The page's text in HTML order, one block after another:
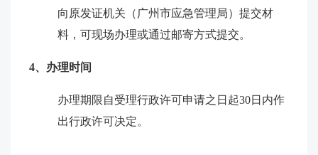
向原发证机关（广州市应急管理局）提交材
料，可现场办理或通过邮寄方式提交。
4、办理时间
办理期限自受理行政许可申请之日起30日内作
出行政许可决定。